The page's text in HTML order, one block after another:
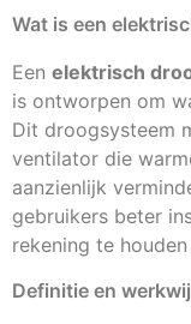
Wat is een
Een elektrisch
is ontworpen om
Dit droogsysteem
ventilator die
aanzienlijk
gebruikers beter
rekening te
Definitie en